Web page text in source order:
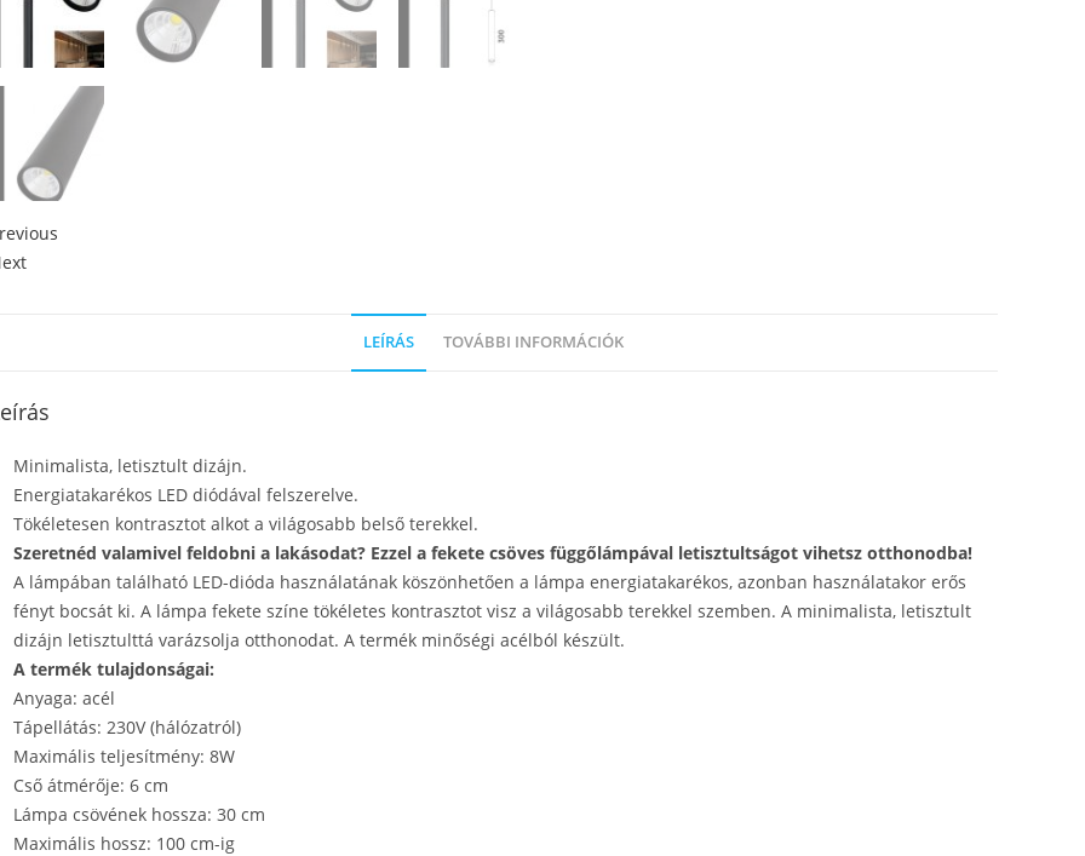
LEÍRÁS TOVÁBBI INFORMÁCIÓK
Minimalista, letisztult dizájn.
Energiatakarékos LED diódával felszerelve.
Tökéletesen kontrasztot alkot a világosabb belső terekkel.
Szeretnéd valamivel feldobni a lakásodat? Ezzel a fekete csöves függőlámpával letisztultságot vihetsz otthonodba!
A lámpában található LED-dióda használatának köszönhetően a lámpa energiatakarékos, azonban használatakor erős
fényt bocsát ki. A lámpa fekete színe tökéletes kontrasztot visz a világosabb terekkel szemben. A minimalista, letisztult
dizájn letisztulttá varázsolja otthonodat. A termék minőségi acélból készült.
A termék tulajdonságai:
Anyaga: acél
Tápellátás: 230V (hálózatról)
Maximális teljesítmény: 8W
Cső átmérője: 6 cm
Lámpa csövének hossza: 30 cm
Maximális hossz: 100 cm-ig